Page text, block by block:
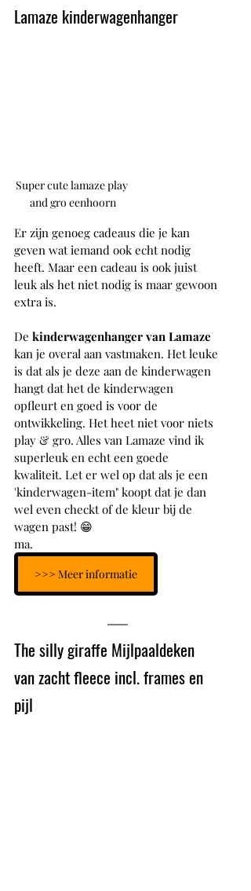
Lamaze kinderwagenhanger
Super cute lamaze play
and gro eenhoorn
Er zijn genoeg cadeaus die je kan
geven wat iemand ook echt nodig
heeft. Maar een cadeau is ook juist
leuk als het niet nodig is maar gewoon
extra is.
De kinderwagenhanger van Lamaze
kan je overal aan vastmaken. Het leuke
is dat als je deze aan de kinderwagen
hangt dat het de kinderwagen
opfleurt en goed is voor de
ontwikkeling. Het heet niet voor niets
play & gro. Alles van Lamaze vind ik
superleuk en echt een goede
kwaliteit. Let er wel op dat als je een
'kinderwagen-item" koopt dat je dan
wel even checkt of de kleur bij de
wagen past! 😁
ma.
>>> Meer informatie
The silly giraffe Mijlpaaldeken
van zacht fleece incl. frames en
pijl